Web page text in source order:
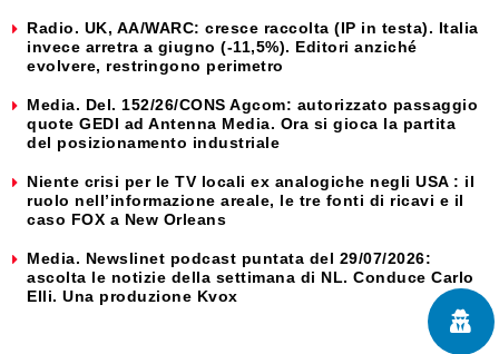
Radio. UK, AA/WARC: cresce raccolta (IP in testa). Italia
invece arretra a giugno (-11,5%). Editori anziché
evolvere, restringono perimetro
Media. Del. 152/26/CONS Agcom: autorizzato passaggio
quote GEDI ad Antenna Media. Ora si gioca la partita
del posizionamento industriale
Niente crisi per le TV locali ex analogiche negli USA : il
ruolo nell’informazione areale, le tre fonti di ricavi e il
caso FOX a New Orleans
Media. Newslinet podcast puntata del 29/07/2026:
ascolta le notizie della settimana di NL. Conduce Carlo
Elli. Una produzione Kvox